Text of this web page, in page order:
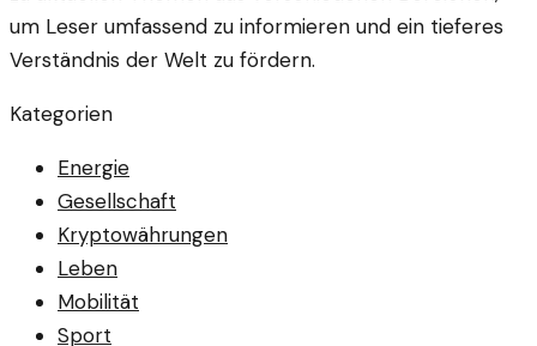
um Leser umfassend zu informieren und ein tieferes
Verständnis der Welt zu fördern.
Kategorien
Energie
Gesellschaft
Kryptowährungen
Leben
Mobilität
Sport